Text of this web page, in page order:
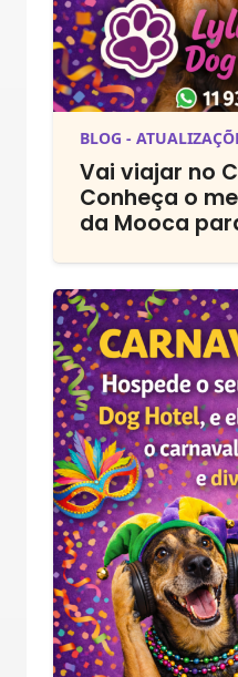
BLOG -
Vai viajar no
Conheça o
da Mooca